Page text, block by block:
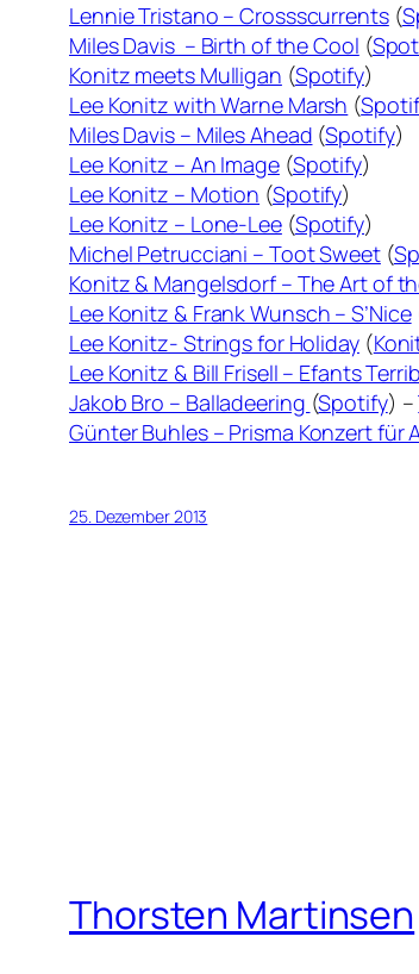
Lennie Tristano – Crossscurrents(
Miles Davis – Birth of the Cool (
Konitz meets Mulligan (Spotify)
Lee Konitz with Warne Marsh (
Miles Davis – Miles Ahead (Spotify)
Lee Konitz – An Image(Spotify)
Lee Konitz – Motion (Spotify)
Lee Konitz – Lone-Lee(Spotify)
Michel Petrucciani – Toot Sweet(
Konitz & Mangelsdorf – The Art of
Lee Konitz & Frank Wunsch – S’Nice
Lee Konitz- Strings for Holiday(
Lee Konitz & Bill Frisell – Efants
Jakob Bro – Balladeering (Spotify) –
Günter Buhles – Prisma Konzert
25. Dezember 2013
Thorsten Martinsen